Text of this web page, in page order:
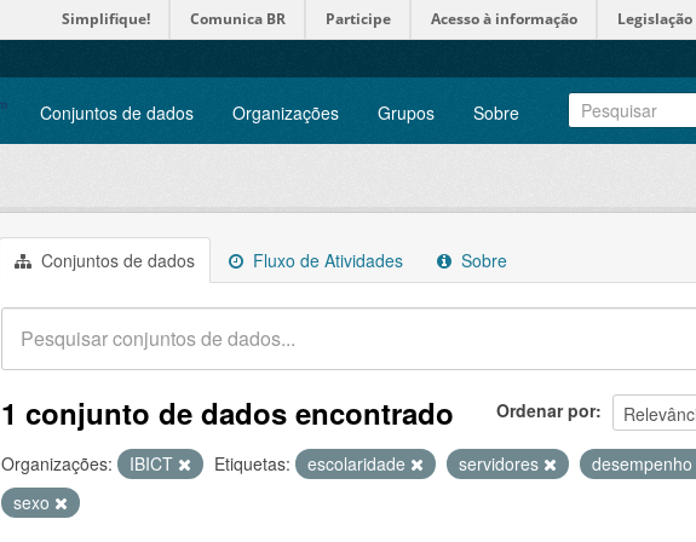
Simplifique! Comunica BR Participe Acesso à informação Legislação
Conjuntos de dados Organizações Grupos Sobre
Conjuntos de dados Fluxo de Atividades Sobre
Ordenar por
1 conjunto de dados encontrado
Organizações: IBICT Etiquetas: escolaridade servidores
desempenho
sexo